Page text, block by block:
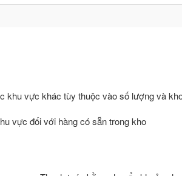
khu vực khác tùy thuộc vào số lượng và
vực đối với hàng có sẵn trong kho